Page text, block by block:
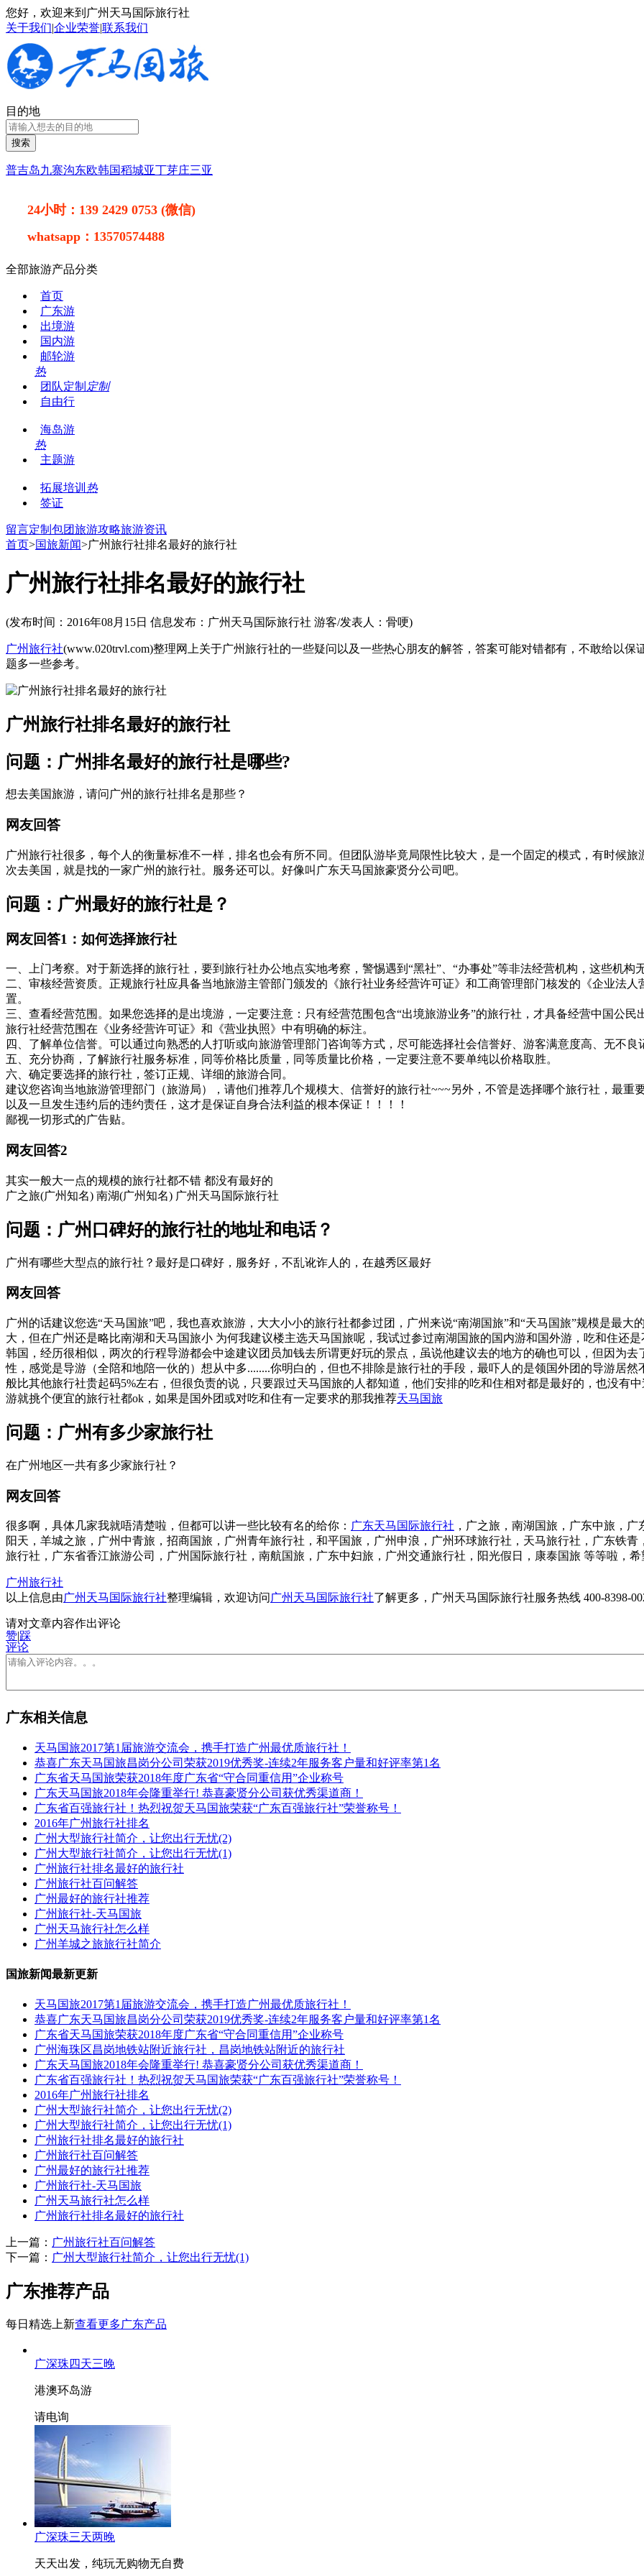
您好，欢迎来到广州天马国际旅行社
关于我们|企业荣誉|联系我们
目的地
搜索
普吉岛九寨沟东欧韩国稻城亚丁芽庄三亚
24小时： 139 2429 0753 (微信)
whatsapp： 13570574488
全部旅游产品分类
首页
广东游
出境游
国内游
邮轮游
热
团队定制 定制
自由行
海岛游
热
主题游
拓展培训 热
签证
留言定制包团旅游攻略旅游资讯
首页>国旅新闻>广州旅行社排名最好的旅行社
广州旅行社排名最好的旅行社
(发布时间：2016年08月15日 信息发布：广州天马国际旅行社 游客/发表人：骨哽)
广州旅行社(www.020trvl.com)整理网上关于广州旅行社的一些疑问以及一些热心朋友的解答，答案可能对错都有，不敢给以
题多一些参考。
广州旅行社排名最好的旅行社
问题：广州排名最好的旅行社是哪些?
想去美国旅游，请问广州的旅行社排名是那些？
网友回答
广州旅行社很多，每个人的衡量标准不一样，排名也会有所不同。但团队游毕竟局限性比较大，是一个固定的模式，有时候
次去美国，就是找的一家广州的旅行社。服务还可以。好像叫广东天马国旅豪贤分公司吧。
问题：广州最好的旅行社是？
网友回答1：如何选择旅行社
一、上门考察。对于新选择的旅行社，要到旅行社办公地点实地考察，警惕遇到“黑社”、“办事处”等非法经营机构，这些机
二、审核经营资质。正规旅行社应具备当地旅游主管部门颁发的《旅行社业务经营许可证》和工商管理部门核发的《企业法
置。
三、查看经营范围。如果您选择的是出境游，一定要注意：只有经营范围包含“出境旅游业务”的旅行社，才具备经营中国公
旅行社经营范围在《业务经营许可证》和《营业执照》中有明确的标注。
四、了解单位信誉。可以通过向熟悉的人打听或向旅游管理部门咨询等方式，尽可能选择社会信誉好、游客满意度高、无不良
五、充分协商，了解旅行社服务标准，同等价格比质量，同等质量比价格，一定要注意不要单纯以价格取胜。
六、确定要选择的旅行社，签订正规、详细的旅游合同。
建议您咨询当地旅游管理部门（旅游局），请他们推荐几个规模大、信誉好的旅行社~~~另外，不管是选择哪个旅行社，最
以及一旦发生违约后的违约责任，这才是保证自身合法利益的根本保证！！！！
鄙视一切形式的广告贴。
网友回答2
其实一般大一点的规模的旅行社都不错 都没有最好的
广之旅(广州知名) 南湖(广州知名) 广州天马国际旅行社
问题：广州口碑好的旅行社的地址和电话？
广州有哪些大型点的旅行社？最好是口碑好，服务好，不乱讹诈人的，在越秀区最好
网友回答
广州的话建议您选“天马国旅”吧，我也喜欢旅游，大大小小的旅行社都参过团，广州来说“南湖国旅”和“天马国旅”规模是最
大，但在广州还是略比南湖和天马国旅小 为何我建议楼主选天马国旅呢，我试过参过南湖国旅的国内游和国外游，吃和住还
韩国，经历很相似，两次的行程导游都会中途建议团员加钱去所谓更好玩的景点，虽说他建议去的地方的确也可以，但因为
性，感觉是导游（全陪和地陪一伙的）想从中多........你明白的，但也不排除是旅行社的手段，最吓人的是领国外团的导游居
般比其他旅行社贵起码5%左右，但很负责的说，只要跟过天马国旅的人都知道，他们安排的吃和住相对都是最好的，也没有
游就挑个便宜的旅行社都ok，如果是国外团或对吃和住有一定要求的那我推荐天马国旅
问题：广州有多少家旅行社
在广州地区一共有多少家旅行社？
网友回答
很多啊，具体几家我就唔清楚啦，但都可以讲一些比较有名的给你： 广东天马国际旅行社 ，广之旅，南湖国旅，广东中旅，
阳天，羊城之旅，广州中青旅，招商国旅，广州青年旅行社，和平国旅，广州申浪，广州环球旅行社，天马旅行社，广东铁
旅行社，广东省香江旅游公司，广州国际旅行社，南航国旅，广东中妇旅，广州交通旅行社，阳光假日，康泰国旅 等等啦，
广州旅行社
以上信息由广州天马国际旅行社整理编辑，欢迎访问 广州天马国际旅行社了解更多，广州天马国际旅行社服务热线 400-8398-
请对文章内容作出评论
赞|踩
评论
广东相关信息
天马国旅2017第1届旅游交流会，携手打造广州最优质旅行社！
恭喜广东天马国旅昌岗分公司荣获2019优秀奖-连续2年服务客户量和好评率第1名
广东省天马国旅荣获2018年度广东省“守合同重信用”企业称号
广东天马国旅2018年会隆重举行! 恭喜豪贤分公司获优秀渠道商！
广东省百强旅行社！热烈祝贺天马国旅荣获“广东百强旅行社”荣誉称号！
2016年广州旅行社排名
广州大型旅行社简介，让您出行无忧(2)
广州大型旅行社简介，让您出行无忧(1)
广州旅行社排名最好的旅行社
广州旅行社百问解答
广州最好的旅行社推荐
广州旅行社-天马国旅
广州天马旅行社怎么样
广州羊城之旅旅行社简介
国旅新闻最新更新
天马国旅2017第1届旅游交流会，携手打造广州最优质旅行社！
恭喜广东天马国旅昌岗分公司荣获2019优秀奖-连续2年服务客户量和好评率第1名
广东省天马国旅荣获2018年度广东省“守合同重信用”企业称号
广州海珠区昌岗地铁站附近旅行社，昌岗地铁站附近的旅行社
广东天马国旅2018年会隆重举行! 恭喜豪贤分公司获优秀渠道商！
广东省百强旅行社！热烈祝贺天马国旅荣获“广东百强旅行社”荣誉称号！
2016年广州旅行社排名
广州大型旅行社简介，让您出行无忧(2)
广州大型旅行社简介，让您出行无忧(1)
广州旅行社排名最好的旅行社
广州旅行社百问解答
广州最好的旅行社推荐
广州旅行社-天马国旅
广州天马旅行社怎么样
广州旅行社排名最好的旅行社
上一篇： 广州旅行社百问解答
下一篇： 广州大型旅行社简介，让您出行无忧(1)
广东推荐产品
每日精选上新查看更多广东产品
广深珠四天三晚
港澳环岛游
请电询
广深珠三天两晚
天天出发，纯玩无购物无自费